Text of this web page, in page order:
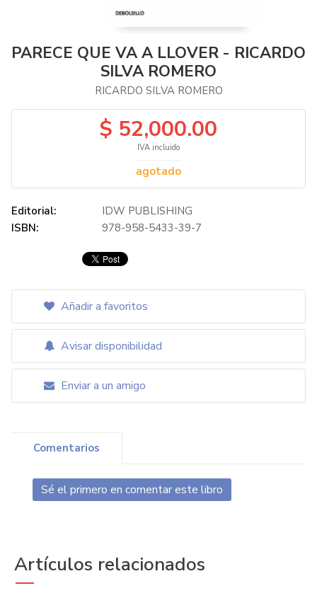
PARECE QUE VA A LLOVER - RICARDO
SILVA ROMERO
RICARDO SILVA ROMERO
$ 52,000.00
IVA incluido
agotado
Editorial:
IDW PUBLISHING
ISBN:
978-958-5433-39-7
Añadir a favoritos
Avisar disponibilidad
Enviar a un amigo
Comentarios
Sé el primero en comentar este libro
Artículos relacionados